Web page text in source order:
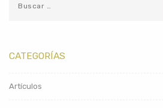
CATEGORÍAS
Artículos